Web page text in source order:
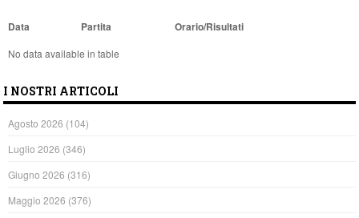
Data Partita Orario/Risultati
No data available in table
I NOSTRI ARTICOLI
Agosto 2026 (104)
Luglio 2026 (346)
Giugno 2026 (316)
Maggio 2026 (376)